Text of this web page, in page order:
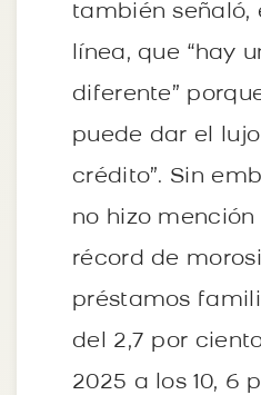
también señaló,
línea, que “hay
diferente”
puede dar el
crédito”. Sin
no hizo mención
récord de
préstamos
del 2,7 por
2025 a los 10, 6